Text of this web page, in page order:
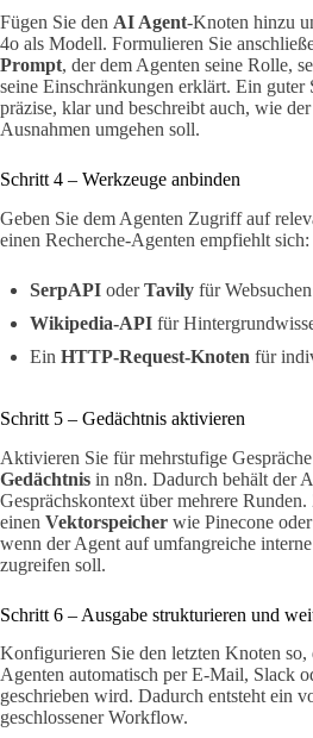
Fügen Sie den AI Agent-Knoten hinzu
4o als Modell. Formulieren Sie
Prompt, der dem Agenten seine Rolle,
seine Einschränkungen erklärt. Ein guter
präzise, klar und beschreibt auch, wie
Ausnahmen umgehen soll.
Schritt 4 – Werkzeuge anbinden
Geben Sie dem Agenten Zugriff auf
einen Recherche-Agenten empfiehlt sich:
SerpAPI oderTavily für Websuchen
Wikipedia-API für
Ein HTTP-Request-Knoten für
Schritt 5 – Gedächtnis aktivieren
Aktivieren Sie für mehrstufige
Gedächtnis in n8n. Dadurch behält der
Gesprächskontext über mehrere
einen Vektorspeicher wie Pinecone
wenn der Agent auf umfangreiche
zugreifen soll.
Schritt 6 – Ausgabe strukturieren und
Konfigurieren Sie den letzten Knoten so,
Agenten automatisch per E-Mail, Slack
geschrieben wird. Dadurch entsteht ein
geschlossener Workflow.